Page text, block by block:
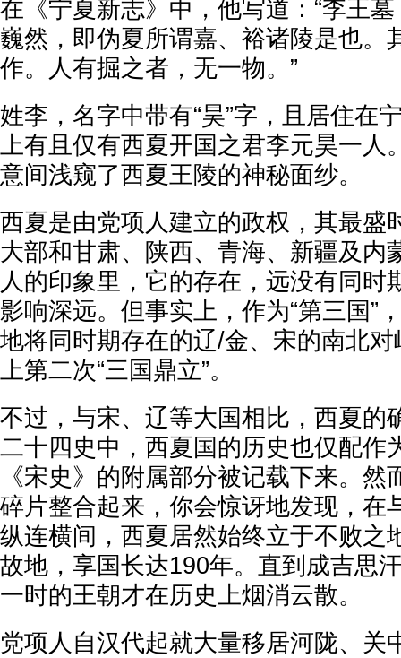
在《宁夏新志》中，他写道：“李王
巍然，即伪夏所谓嘉、裕诸陵是也。
作。人有掘之者，无一物。”
姓李，名字中带有“昊”字，且居住在
上有且仅有西夏开国之君李元昊一人
意间浅窥了西夏王陵的神秘面纱。
西夏是由党项人建立的政权，其最盛
大部和甘肃、陕西、青海、新疆及内
人的印象里，它的存在，远没有同时
影响深远。但事实上，作为“第三国”
地将同时期存在的辽/金、宋的南北
上第二次“三国鼎立”。
不过，与宋、辽等大国相比，西夏的
二十四史中，西夏国的历史也仅配作
《宋史》的附属部分被记载下来。
碎片整合起来，你会惊讶地发现，在
纵连横间，西夏居然始终立于不败之
故地，享国长达190年。直到成吉思
一时的王朝才在历史上烟消云散。
党项人自汉代起就大量移居河陇、关